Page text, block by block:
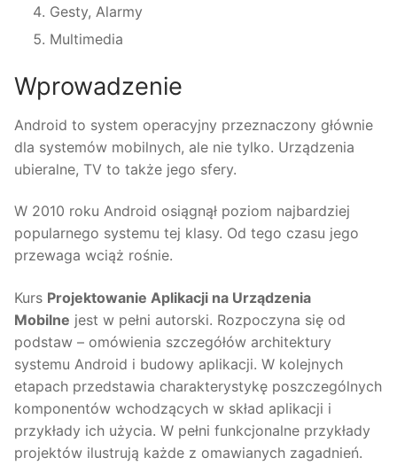
Gesty, Alarmy
Multimedia
Wprowadzenie
Android to system operacyjny przeznaczony głównie
dla systemów mobilnych, ale nie tylko. Urządzenia
ubieralne, TV to także jego sfery.
W 2010 roku Android osiągnął poziom najbardziej
popularnego systemu tej klasy. Od tego czasu jego
przewaga wciąż rośnie.
Kurs Projektowanie Aplikacji na Urządzenia
Mobilne jest w pełni autorski. Rozpoczyna się od
podstaw – omówienia szczegółów architektury
systemu Android i budowy aplikacji. W kolejnych
etapach przedstawia charakterystykę poszczególnych
komponentów wchodzących w skład aplikacji i
przykłady ich użycia. W pełni funkcjonalne przykłady
projektów ilustrują każde z omawianych zagadnień.